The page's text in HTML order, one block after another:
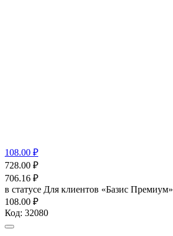
108.00 ₽
728.00 ₽
706.16 ₽
в статусе Для клиентов «Базис Премиум»
108.00 ₽
Код: 32080